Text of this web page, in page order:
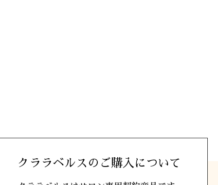
クララベルスのご購入について